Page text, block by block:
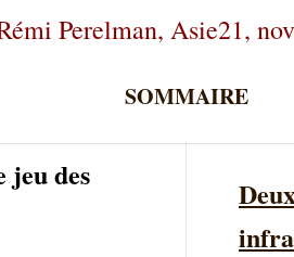
Perelman, Asie21,
SOMMAIRE
des